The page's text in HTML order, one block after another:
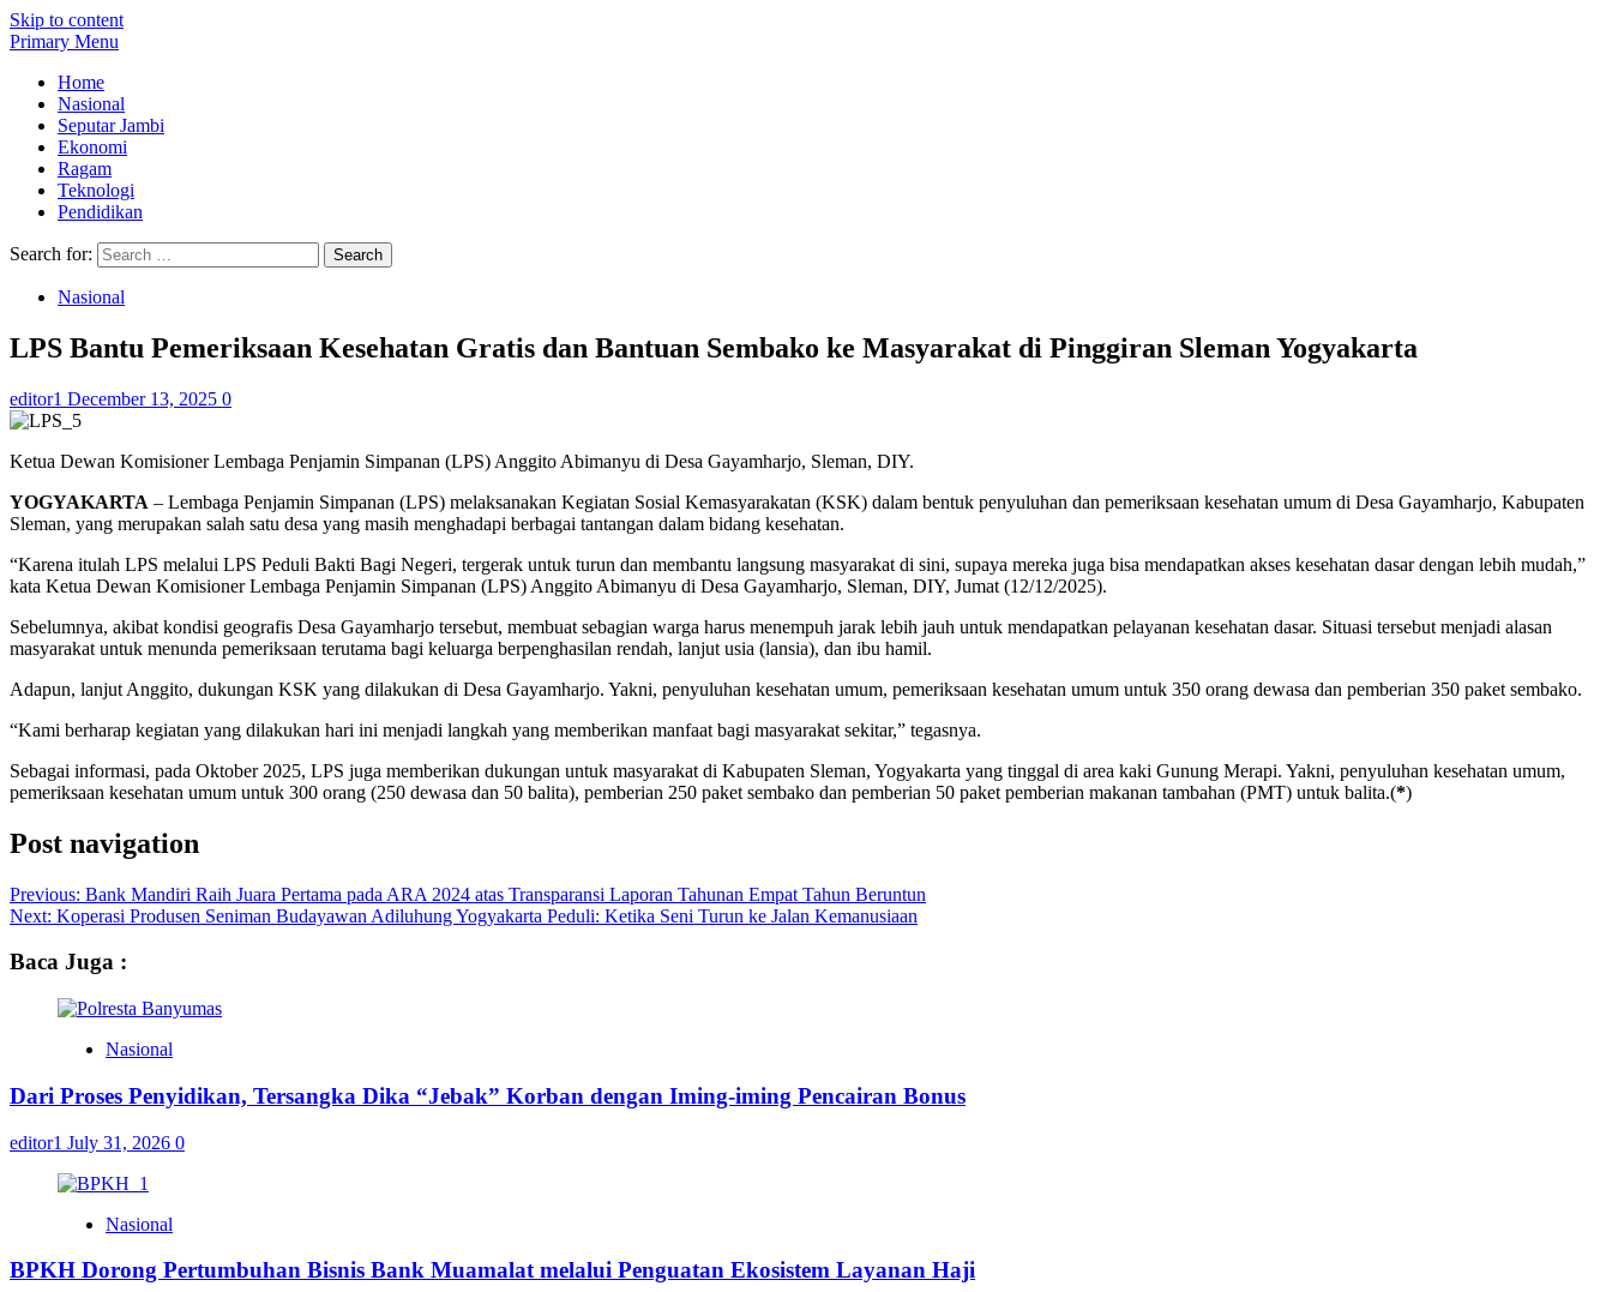
Skip to content
Primary Menu
Home
Nasional
Seputar Jambi
Ekonomi
Ragam
Teknologi
Pendidikan
Search for:
Nasional
LPS Bantu Pemeriksaan Kesehatan Gratis dan Bantuan Sembako ke Masyarakat di Pinggiran Sleman Yogyakarta
editor1 December 13, 2025 0
Ketua Dewan Komisioner Lembaga Penjamin Simpanan (LPS) Anggito Abimanyu di Desa Gayamharjo, Sleman, DIY.
YOGYAKARTA – Lembaga Penjamin Simpanan (LPS) melaksanakan Kegiatan Sosial Kemasyarakatan (KSK) dalam bentuk penyuluhan dan pemeriksaan kesehatan umum di Desa Gayamharjo, Kabupaten
Sleman, yang merupakan salah satu desa yang masih menghadapi berbagai tantangan dalam bidang kesehatan.
“Karena itulah LPS melalui LPS Peduli Bakti Bagi Negeri, tergerak untuk turun dan membantu langsung masyarakat di sini, supaya mereka juga bisa mendapatkan akses kesehatan dasar dengan lebih mudah,”
kata Ketua Dewan Komisioner Lembaga Penjamin Simpanan (LPS) Anggito Abimanyu di Desa Gayamharjo, Sleman, DIY, Jumat (12/12/2025).
Sebelumnya, akibat kondisi geografis Desa Gayamharjo tersebut, membuat sebagian warga harus menempuh jarak lebih jauh untuk mendapatkan pelayanan kesehatan dasar. Situasi tersebut menjadi alasan
masyarakat untuk menunda pemeriksaan terutama bagi keluarga berpenghasilan rendah, lanjut usia (lansia), dan ibu hamil.
Adapun, lanjut Anggito, dukungan KSK yang dilakukan di Desa Gayamharjo. Yakni, penyuluhan kesehatan umum, pemeriksaan kesehatan umum untuk 350 orang dewasa dan pemberian 350 paket sembako.
“Kami berharap kegiatan yang dilakukan hari ini menjadi langkah yang memberikan manfaat bagi masyarakat sekitar,” tegasnya.
Sebagai informasi, pada Oktober 2025, LPS juga memberikan dukungan untuk masyarakat di Kabupaten Sleman, Yogyakarta yang tinggal di area kaki Gunung Merapi. Yakni, penyuluhan kesehatan umum,
pemeriksaan kesehatan umum untuk 300 orang (250 dewasa dan 50 balita), pemberian 250 paket sembako dan pemberian 50 paket pemberian makanan tambahan (PMT) untuk balita.(*)
Post navigation
Previous: Bank Mandiri Raih Juara Pertama pada ARA 2024 atas Transparansi Laporan Tahunan Empat Tahun Beruntun
Next: Koperasi Produsen Seniman Budayawan Adiluhung Yogyakarta Peduli: Ketika Seni Turun ke Jalan Kemanusiaan
Baca Juga :
Nasional
Dari Proses Penyidikan, Tersangka Dika “Jebak” Korban dengan Iming-iming Pencairan Bonus
editor1 July 31, 2026 0
Nasional
BPKH Dorong Pertumbuhan Bisnis Bank Muamalat melalui Penguatan Ekosistem Layanan Haji